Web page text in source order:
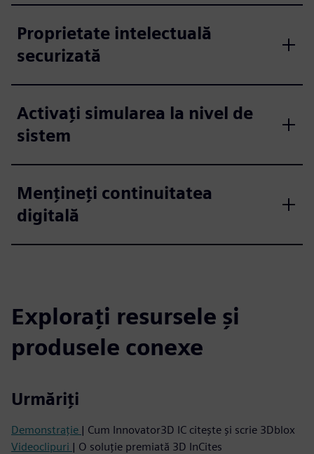
Proprietate intelectuală
securizată
Activați simularea la nivel de
sistem
Mențineți continuitatea
digitală
Explorați resursele și
produsele conexe
Urmăriți
Demonstrație | Cum Innovator3D IC citește și scrie 3Dblox
Videoclipuri | O soluție premiată 3D InCites